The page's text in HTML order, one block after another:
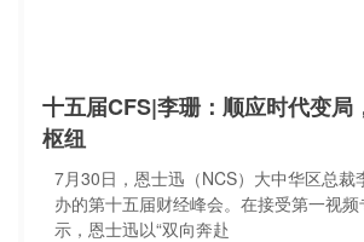
十五届CFS|李珊：顺应时代变局
枢纽
7月30日，恩士迅（NCS）大中华区总裁
办的第十五届财经峰会。在接受第一视
示，恩士迅以“双向奔赴